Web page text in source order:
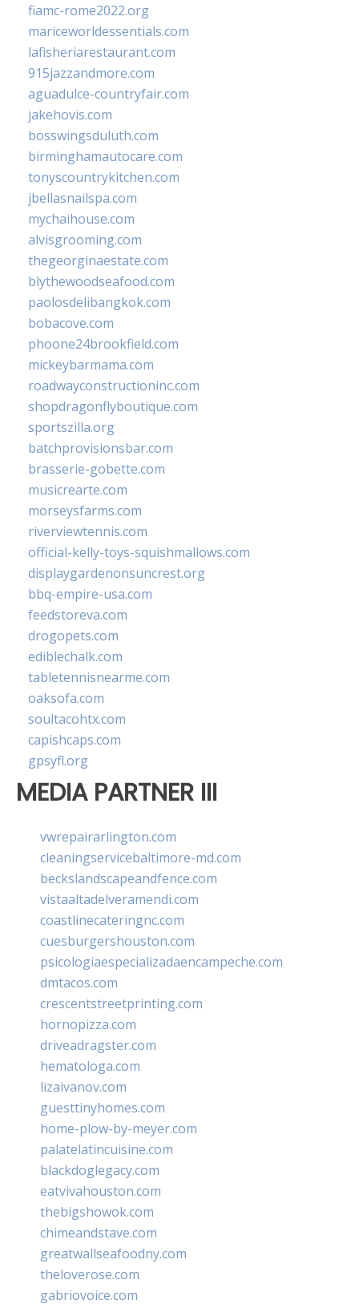
fiamc-rome2022.org
mariceworldessentials.com
lafisheriarestaurant.com
915jazzandmore.com
aguadulce-countryfair.com
jakehovis.com
bosswingsduluth.com
birminghamautocare.com
tonyscountrykitchen.com
jbellasnailspa.com
mychaihouse.com
alvisgrooming.com
thegeorginaestate.com
blythewoodseafood.com
paolosdelibangkok.com
bobacove.com
phoone24brookfield.com
mickeybarmama.com
roadwayconstructioninc.com
shopdragonflyboutique.com
sportszilla.org
batchprovisionsbar.com
brasserie-gobette.com
musicrearte.com
morseysfarms.com
riverviewtennis.com
official-kelly-toys-squishmallows.com
displaygardenonsuncrest.org
bbq-empire-usa.com
feedstoreva.com
drogopets.com
ediblechalk.com
tabletennisnearme.com
oaksofa.com
soultacohtx.com
capishcaps.com
gpsyfl.org
MEDIA PARTNER III
vwrepairarlington.com
cleaningservicebaltimore-md.com
beckslandscapeandfence.com
vistaaltadelveramendi.com
coastlinecateringnc.com
cuesburgershouston.com
psicologiaespecializadaencampeche.com
dmtacos.com
crescentstreetprinting.com
hornopizza.com
driveadragster.com
hematologa.com
lizaivanov.com
guesttinyhomes.com
home-plow-by-meyer.com
palatelatincuisine.com
blackdoglegacy.com
eatvivahouston.com
thebigshowok.com
chimeandstave.com
greatwallseafoodny.com
theloverose.com
gabriovoice.com